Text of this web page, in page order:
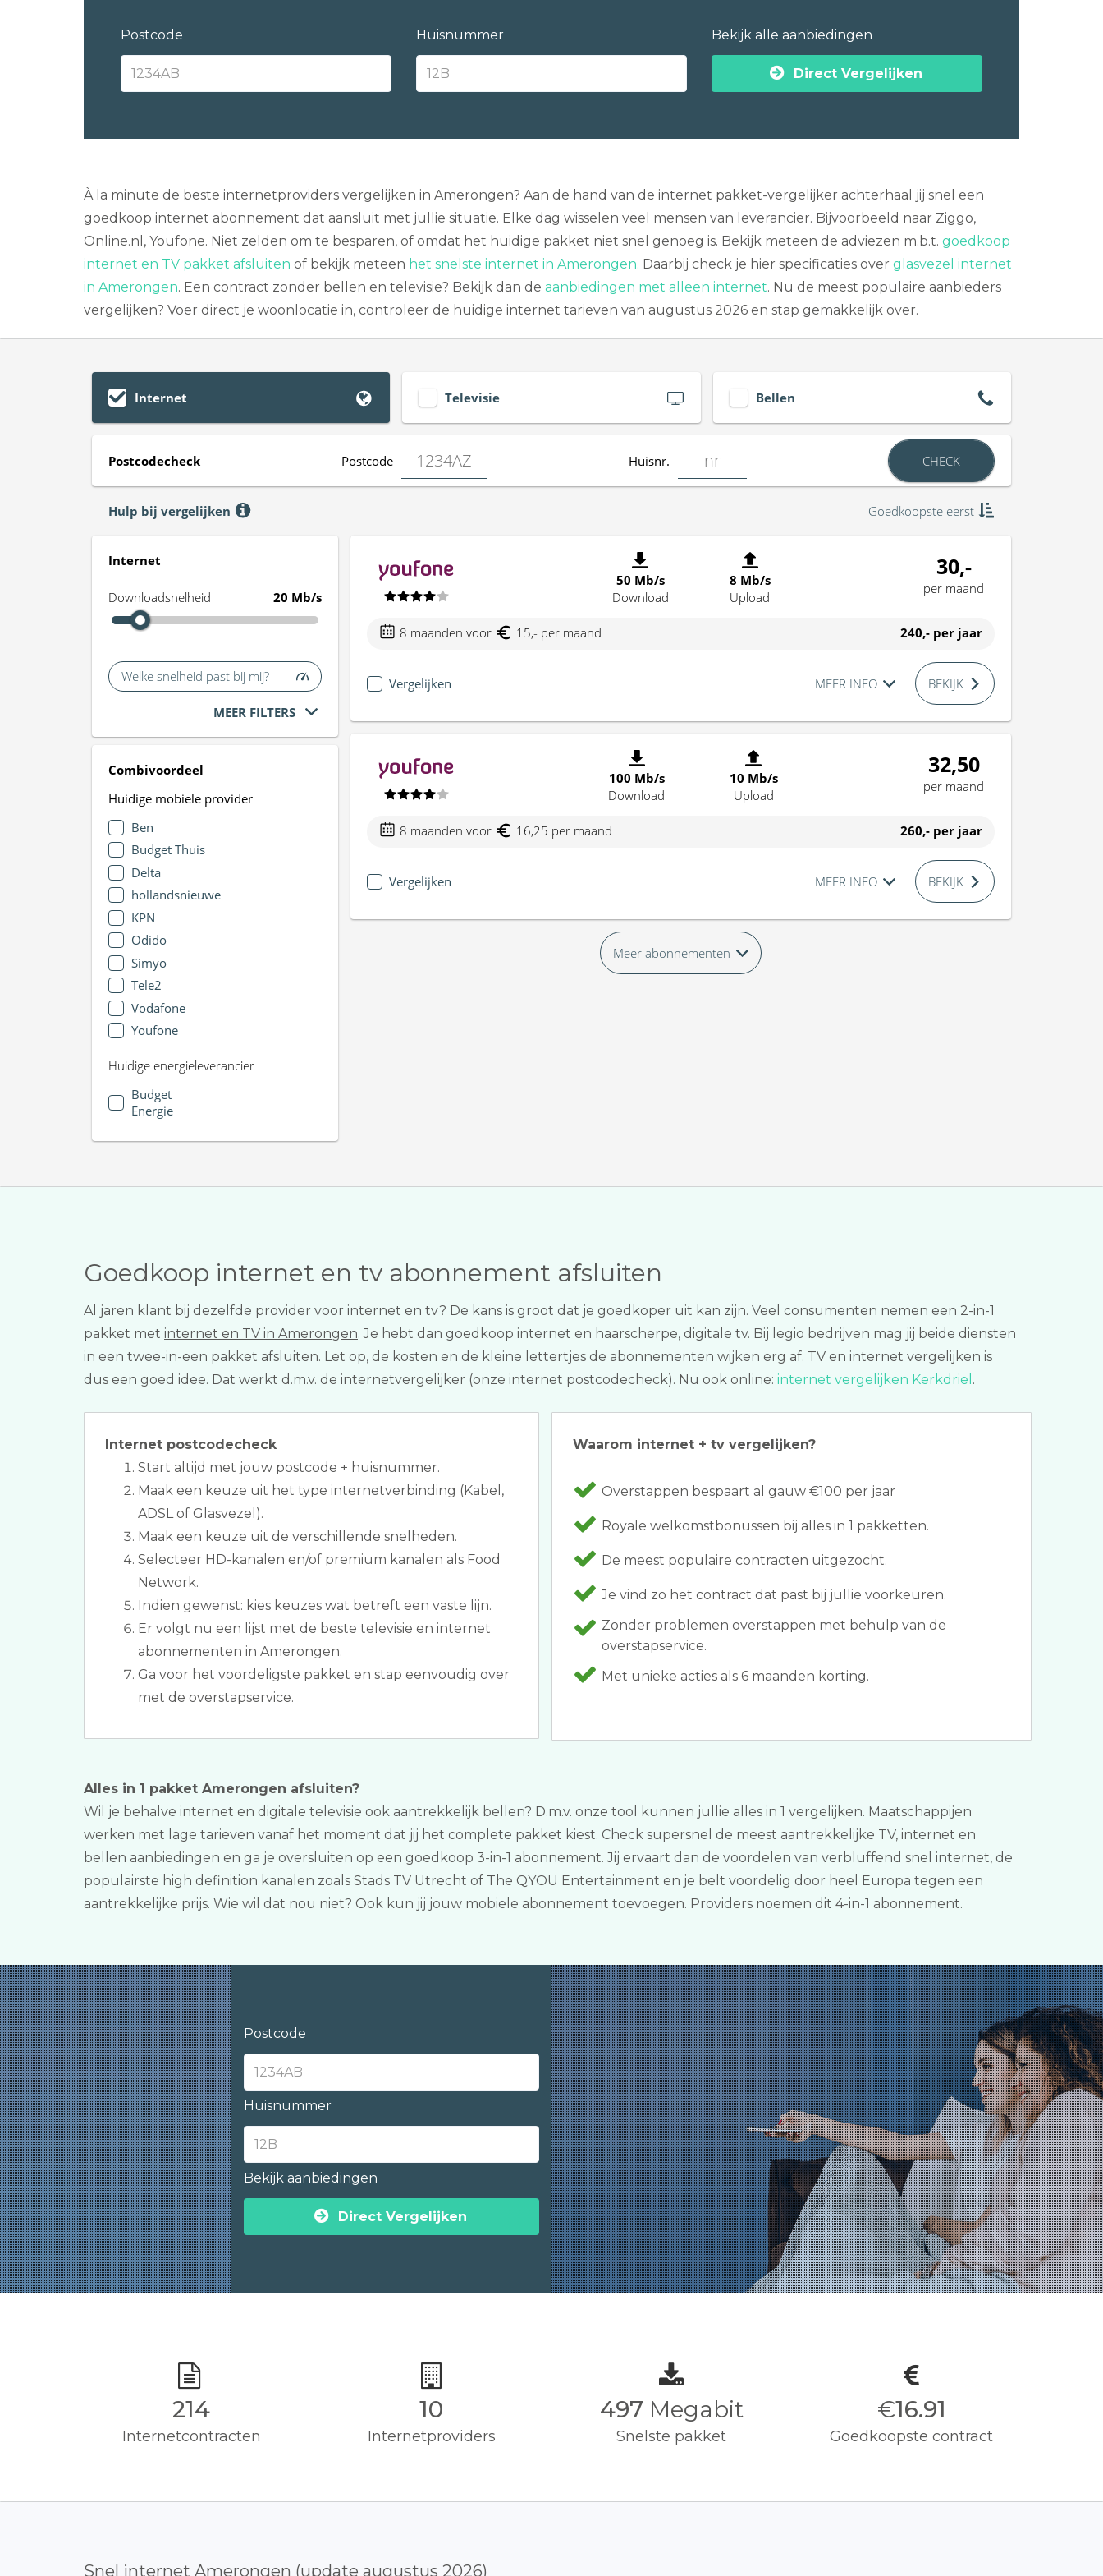
Postcode Huisnummer Bekijk alle aanbiedingen
Direct Vergelijken
À la minute de beste internetproviders vergelijken in Amerongen? Aan de hand van de internet pakket-vergelijker achterhaal jij snel een
goedkoop internet abonnement dat aansluit met jullie situatie. Elke dag wisselen veel mensen van leverancier. Bijvoorbeeld naar Ziggo,
Online.nl, Youfone. Niet zelden om te besparen, of omdat het huidige pakket niet snel genoeg is. Bekijk meteen de adviezen m.b.t. goedkoop
internet en TV pakket afsluiten of bekijk meteen het snelste internet in Amerongen. Daarbij check je hier specificaties over glasvezel internet
in Amerongen. Een contract zonder bellen en televisie? Bekijk dan de aanbiedingen met alleen internet. Nu de meest populaire aanbieders
vergelijken? Voer direct je woonlocatie in, controleer de huidige internet tarieven van augustus 2026 en stap gemakkelijk over.
Internet Televisie Bellen
Postcodecheck Postcode Huisnr. CHECK
Hulp bij vergelijken Goedkoopste eerst
Internet
Downloadsnelheid 20 Mb/s
Welke snelheid past bij mij?
MEER FILTERS
Combivoordeel
Huidige mobiele provider
Ben
Budget Thuis
Delta
hollandsnieuwe
KPN
Odido
Simyo
Tele2
Vodafone
Youfone
Huidige energieleverancier
Budget
Energie
50 Mb/s
Download
8 Mb/s
Upload
30,-
per maand
8 maanden voor 15,- per maand 240,- per jaar
Vergelijken MEER INFO BEKIJK
100 Mb/s
Download
10 Mb/s
Upload
32,50
per maand
8 maanden voor 16,25 per maand 260,- per jaar
Vergelijken MEER INFO BEKIJK
Meer abonnementen
Goedkoop internet en tv abonnement afsluiten
Al jaren klant bij dezelfde provider voor internet en tv? De kans is groot dat je goedkoper uit kan zijn. Veel consumenten nemen een 2-in-1
pakket met internet en TV in Amerongen. Je hebt dan goedkoop internet en haarscherpe, digitale tv. Bij legio bedrijven mag jij beide diensten
in een twee-in-een pakket afsluiten. Let op, de kosten en de kleine lettertjes de abonnementen wijken erg af. TV en internet vergelijken is
dus een goed idee. Dat werkt d.m.v. de internetvergelijker (onze internet postcodecheck). Nu ook online: internet vergelijken Kerkdriel .
Internet postcodecheck
Start altijd met jouw postcode + huisnummer.
Maak een keuze uit het type internetverbinding (Kabel,
ADSL of Glasvezel).
Maak een keuze uit de verschillende snelheden.
Selecteer HD-kanalen en/of premium kanalen als Food
Network.
Indien gewenst: kies keuzes wat betreft een vaste lijn.
Er volgt nu een lijst met de beste televisie en internet
abonnementen in Amerongen.
Ga voor het voordeligste pakket en stap eenvoudig over
met de overstapservice.
Waarom internet + tv vergelijken?
Overstappen bespaart al gauw €100 per jaar
Royale welkomstbonussen bij alles in 1 pakketten.
De meest populaire contracten uitgezocht.
Je vind zo het contract dat past bij jullie voorkeuren.
Zonder problemen overstappen met behulp van de
overstapservice.
Met unieke acties als 6 maanden korting.
Alles in 1 pakket Amerongen afsluiten?
Wil je behalve internet en digitale televisie ook aantrekkelijk bellen? D.m.v. onze tool kunnen jullie alles in 1 vergelijken. Maatschappijen
werken met lage tarieven vanaf het moment dat jij het complete pakket kiest. Check supersnel de meest aantrekkelijke TV, internet en
bellen aanbiedingen en ga je oversluiten op een goedkoop 3-in-1 abonnement. Jij ervaart dan de voordelen van verbluffend snel internet, de
populairste high definition kanalen zoals Stads TV Utrecht of The QYOU Entertainment en je belt voordelig door heel Europa tegen een
aantrekkelijke prijs. Wie wil dat nou niet? Ook kun jij jouw mobiele abonnement toevoegen. Providers noemen dit 4-in-1 abonnement.
Postcode
Huisnummer
Bekijk aanbiedingen
Direct Vergelijken
215
Internetcontracten
10
Internetproviders
500 Megabit
Snelste pakket
€17.00
Goedkoopste contract
Snel internet Amerongen (update augustus 2026)